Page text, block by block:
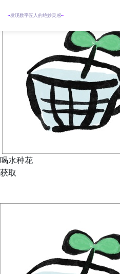
发现数字匠人的绝妙灵感
喝水种花
获取